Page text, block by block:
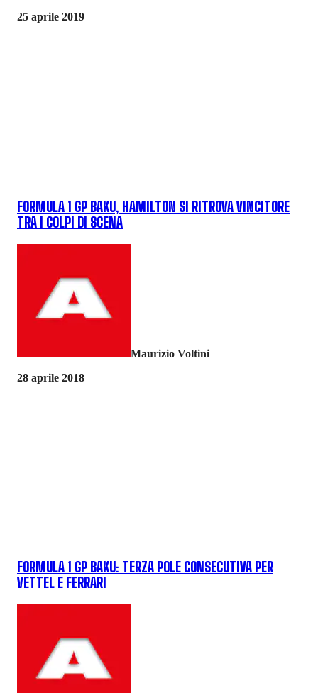
25 aprile 2019
FORMULA 1 GP BAKU, HAMILTON SI RITROVA VINCITORE
TRA I COLPI DI SCENA
Maurizio Voltini
28 aprile 2018
FORMULA 1 GP BAKU: TERZA POLE CONSECUTIVA PER
VETTEL E FERRARI